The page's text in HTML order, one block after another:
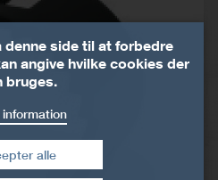
side til at forbedre
angive hvilke cookies der
bruges.
information
alle